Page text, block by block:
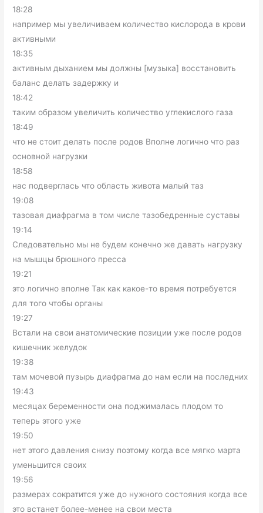
18:28
например мы увеличиваем количество кислорода в крови
активными
18:35
активным дыханием мы должны [музыка] восстановить
баланс делать задержку и
18:42
таким образом увеличить количество углекислого газа
18:49
что не стоит делать после родов Вполне логично что раз
основной нагрузки
18:58
нас подверглась что область живота малый таз
19:08
тазовая диафрагма в том числе тазобедренные суставы
19:14
Следовательно мы не будем конечно же давать нагрузку
на мышцы брюшного пресса
19:21
это логично вполне Так как какое-то время потребуется
для того чтобы органы
19:27
Встали на свои анатомические позиции уже после родов
кишечник желудок
19:38
там мочевой пузырь диафрагма до нам если на последних
19:43
месяцах беременности она поджималась плодом то
теперь этого уже
19:50
нет этого давления снизу поэтому когда все мягко марта
уменьшится своих
19:56
размерах сократится уже до нужного состояния когда все
это встанет более-менее на свои места